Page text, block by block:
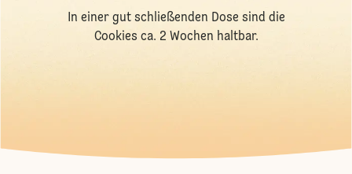
In einer gut schließenden Dose sind die
Cookies ca. 2 Wochen haltbar.